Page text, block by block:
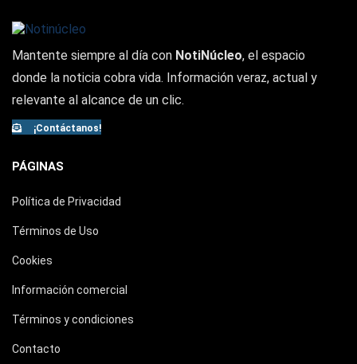
Mantente siempre al día con NotiNúcleo, el espacio
donde la noticia cobra vida. Información veraz, actual y
relevante al alcance de un clic.
¡Contáctanos!
PÁGINAS
Política de Privacidad
Términos de Uso
Cookies
Información comercial
Términos y condiciones
Contacto